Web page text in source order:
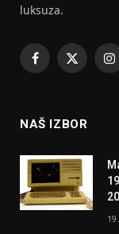
luksuza.
Facebook
X
NAŠ IZBOR